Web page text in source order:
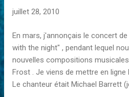
juillet 28, 2010
En mars, j'annonçais le concert
with the night" , pendant lequel
nouvelles compositions
Frost . Je viens de mettre en ligne
Le chanteur était Michael Barrett